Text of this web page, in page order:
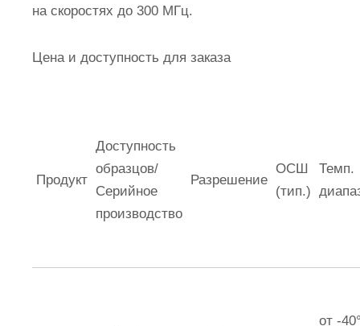
на скоростях до 300 МГц.
Цена и доступность для заказа
Продукт
Доступность
образцов/
Серийное
производство
Разрешение
ОСШ
(тип.)
Темп.
от -